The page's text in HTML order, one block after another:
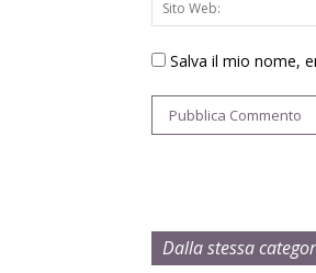
Salva il mio nome,
Dalla stessa